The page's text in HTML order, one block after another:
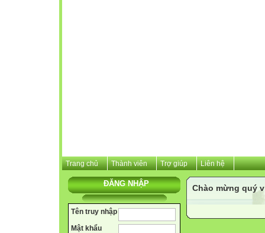
Trang chủ Thành viên Trợ giúp Liên hệ
ĐĂNG NHẬP
Tên truy nhập
Mật khẩu
Chào mừng quý